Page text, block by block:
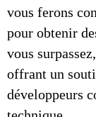
vous ferons
pour obtenir
vous
offrant un
développeurs